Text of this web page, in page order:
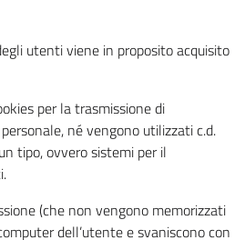
utenti viene in proposito acquisito
per la trasmissione di
né vengono utilizzati c.d.
tipo, ovvero sistemi per il
(che non vengono memorizzati
dell’utente e svaniscono con